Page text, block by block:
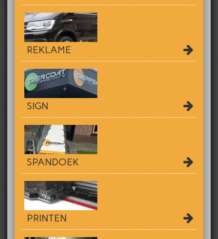
REKLAME
SIGN
SPANDOEK
PRINTEN